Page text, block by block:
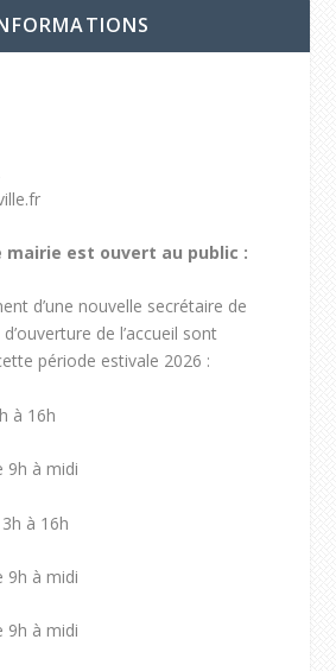
est ouvert au public :
d’une nouvelle secrétaire de
de l’accueil sont
période estivale 2026 :
à 16h
9h à midi
à 16h
9h à midi
9h à midi